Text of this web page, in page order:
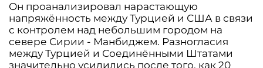
Он проанализировал нарастающую
напряжённость между Турцией и США в связи
с контролем над небольшим городом на
севере Сирии - Манбиджем. Разногласия
между Турцией и Соединёнными Штатами
значительно усилились после того, как 20